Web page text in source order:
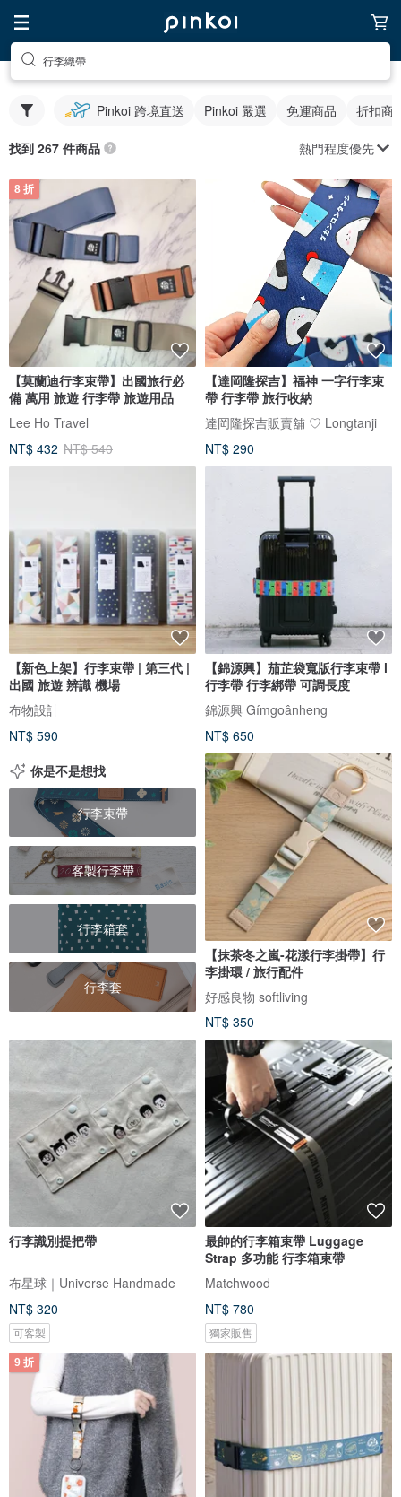
行李織帶
Pinkoi 跨境直送 Pinkoi 嚴選 免運商品 折扣商
找到 267 件商品 熱門程度優先
8 折
【莫蘭迪行李束帶】出國旅行必
備 萬用 旅遊 行李帶 旅遊用品
Lee Ho Travel
NT$ 432 NT$ 540
【達岡隆探吉】福神 一字行李束
帶 行李帶 旅行收納
達岡隆探吉販賣舖 ♡ Longtanji
NT$ 290
【新色上架】行李束帶 | 第三代 |
出國 旅遊 辨識 機場
布物設計
NT$ 590
【錦源興】茄芷袋寬版行李束帶 l
行李帶 行李綁帶 可調長度
錦源興 Gímgoânheng
NT$ 650
你是不是想找
行李束帶
客製行李帶
行李箱套
行李套
【抹茶冬之嵐-花漾行李掛帶】行
李掛環 / 旅行配件
好感良物 softliving
NT$ 350
行李識別提把帶
布星球｜Universe Handmade
NT$ 320
可客製
最帥的行李箱束帶 Luggage
Strap 多功能 行李箱束帶
Matchwood
NT$ 780
獨家販售
9 折